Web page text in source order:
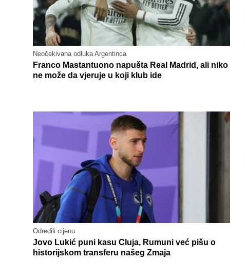
Neočekivana odluka Argentinca
Franco Mastantuono napušta Real Madrid, ali niko
ne može da vjeruje u koji klub ide
Odredili cijenu
Jovo Lukić puni kasu Cluja, Rumuni već pišu o
historijskom transferu našeg Zmaja